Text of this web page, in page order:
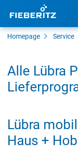
Homepage Service
Alle Lübra
Lübra
Haus +